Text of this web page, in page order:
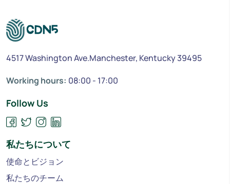
4517 Washington Ave.Manchester, Kentucky 39495
Working hours: 08:00 - 17:00
Follow Us
私たちについて
使命とビジョン
私たちのチーム